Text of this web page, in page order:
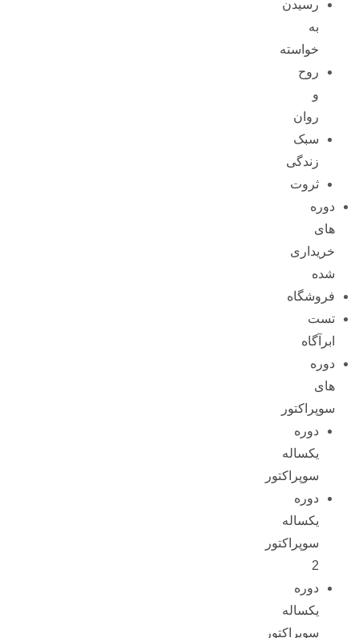
رسیدن
به
خواسته
روح
و
روان
سبک
زندگی
ثروت
دوره
های
خریداری
شده
فروشگاه
تست
ابرآگاه
دوره
های
سوپراکتور
دوره
یکساله
سوپراکتور
دوره
یکساله
سوپراکتور
2
دوره
یکساله
سوپراکتور